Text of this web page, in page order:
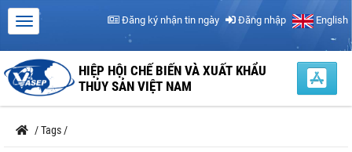
Đăng ký nhận tin ngày Đăng nhập English
HIỆP HỘI CHẾ BIẾN VÀ XUẤT KHẨU
THỦY SẢN VIỆT NAM
/Tags /